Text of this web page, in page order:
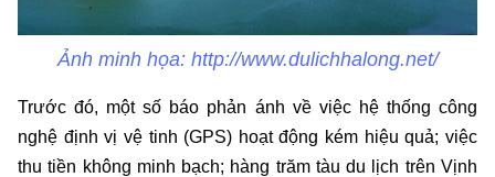
Ảnh minh họa: http://www.dulichhalong.net/
Trước đó, một số báo phản ánh về việc hệ thống công
nghệ định vị vệ tinh (GPS) hoạt động kém hiệu quả; việc
thu tiền không minh bạch; hàng trăm tàu du lịch trên Vịnh